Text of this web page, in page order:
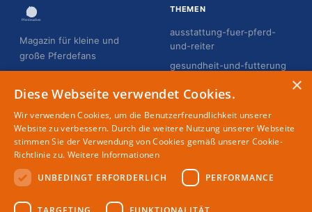
Magazin für kleine und
große Pferdefans
THEMEN
ausstattung-fuer-pferd-
und-reiter
gesundheit-und-futterung
reiten-fur-erwachsene
reiten-fur-kinder
MAGAZIN RECHTLICHES
×
Diese Webseite verwendet Cookies.
Wir verwenden Cookies, um die Benutzerfreundlichkeit unserer
Website zu verbessern. Durch die weitere Nutzung unserer Webseite
stimmen Sie der Verwendung von Cookies gemäß unserer Cookie-
Richtlinie zu. Weitere Informationen
UNBEDINGT ERFORDERLICH
PERFORMANCE